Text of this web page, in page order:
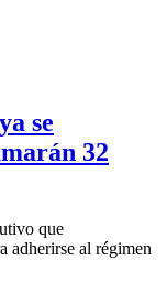
se
32
que
adherirse al régimen